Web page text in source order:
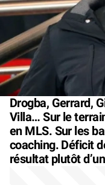
Drogba, Gerrard,
Villa… Sur le
en MLS. Sur les
coaching. Déficit
résultat plutôt